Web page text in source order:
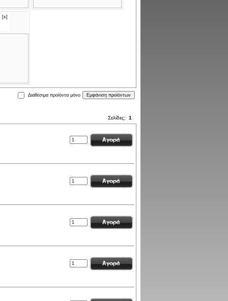
[x]
Διαθέσιμα προϊόντα μόνο
Σελίδες: 1